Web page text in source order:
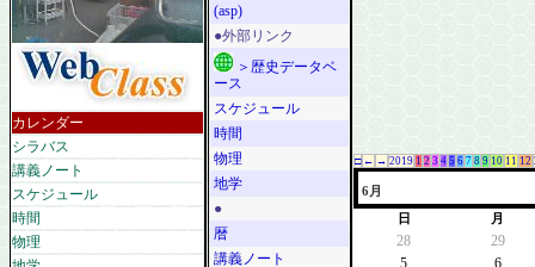
カレンダー
シラバス
講義ノート
スケジュール
時間
物理
(asp)
●外部リンク
＞歴史データベ
ース
スケジュール
時間
物理
地学
●
暦
講義ノート
□ ← → 2019 1 2 3 4 5 6 7 8 9 10 11 12
6月
日 月
28
29
5
6